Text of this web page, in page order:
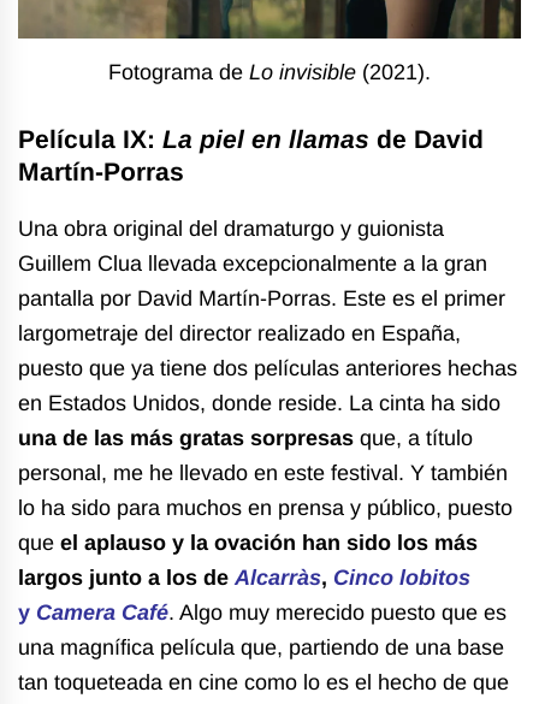
Fotograma de Lo invisible (2021).
Película IX: La piel en llamas de David
Martín-Porras
Una obra original del dramaturgo y guionista
Guillem Clua llevada excepcionalmente a la gran
pantalla por David Martín-Porras. Este es el primer
largometraje del director realizado en España,
puesto que ya tiene dos películas anteriores hechas
en Estados Unidos, donde reside. La cinta ha sido
una de las más gratas sorpresas que, a título
personal, me he llevado en este festival. Y también
lo ha sido para muchos en prensa y público, puesto
que el aplauso y la ovación han sido los más
largos junto a los deAlcarràs, Cinco lobitos
y Camera Café. Algo muy merecido puesto que es
una magnífica película que, partiendo de una base
tan toqueteada en cine como lo es el hecho de que